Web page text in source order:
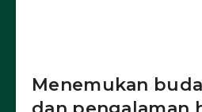
Menemukan